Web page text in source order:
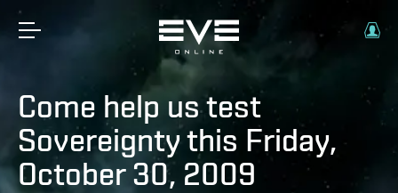
Come help us test
Sovereignty this Friday,
October 30, 2009